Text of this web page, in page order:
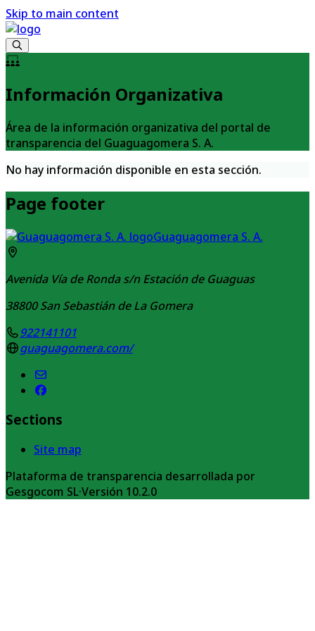
Skip to main content
Información Organizativa
Área de la información organizativa del portal de
transparencia del Guaguagomera S. A.
No hay información disponible en esta sección.
Page footer
Guaguagomera S. A.
Avenida Vía de Ronda s/n Estación de Guaguas
38800 San Sebastián de La Gomera
922141101
guaguagomera.com/
Sections
Site map
Plataforma de transparencia desarrollada por
Gesgocom SL·Versión 10.2.0